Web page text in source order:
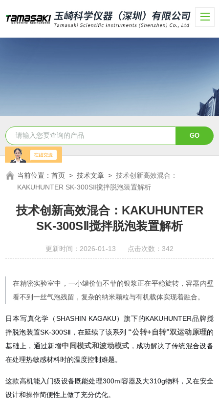
当前位置：首页 >技术文章 >技术创新高效混合：
KAKUHUNTER SK-300SⅡ搅拌脱泡装置解析
技术创新高效混合：KAKUHUNTER
SK-300SⅡ搅拌脱泡装置解析
更新时间：2026-01-13 点击次数：342
在精密实验室中，一小罐价值不菲的银浆正在平稳旋转，容器内壁
看不到一丝气泡残留，复杂的纳米颗粒与有机载体实现着融合。
日本写真化学（SHASHIN KAGAKU）旗下的KAKUHUNTER品牌搅
拌脱泡装置SK-300SⅡ，在延续了该系列 “公转+自转"双运动原理的
基础上，通过新增中间模式和波动模式 ，成功解决了传统混合设备
在处理热敏感材料时的温度控制难题。
这款高机能入门级设备既能处理300ml容器及大310g物料，又在安全
设计和操作简便性上做了充分优化。